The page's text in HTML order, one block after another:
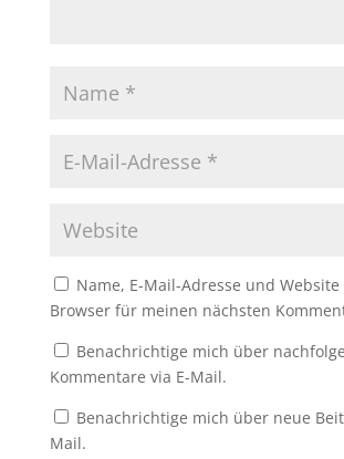
Name, E-Mail-Adresse und
Browser für meinen nächsten
Benachrichtige mich über
Kommentare via E-Mail.
Benachrichtige mich über neue
Mail.